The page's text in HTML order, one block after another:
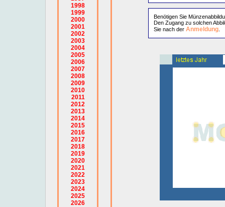
1998
1999
2000
2001
2002
2003
2004
2005
2006
2007
2008
2009
2010
2011
2012
2013
2014
2015
2016
2017
2018
2019
2020
2021
2022
2023
2024
2025
2026
Benötigen Sie
Den Zugang zu solchen
Sie nach der Anmeldung.